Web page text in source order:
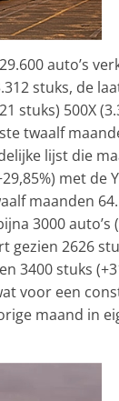
auto’s
stuks, de
stuks) 500X
twaalf
lijst die
met de
maanden
3000 auto’s
gezien 2626
3400 stuks
voor een
maand in